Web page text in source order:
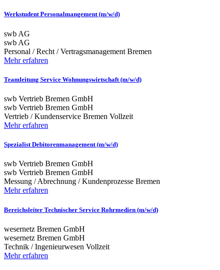
Werkstudent Personalmangement (m/w/d)
swb AG
swb AG
Personal / Recht / Vertragsmanagement Bremen
Mehr erfahren
Teamleitung Service Wohnungswirtschaft (m/w/d)
swb Vertrieb Bremen GmbH
swb Vertrieb Bremen GmbH
Vertrieb / Kundenservice Bremen Vollzeit
Mehr erfahren
Spezialist Debitorenmanagement (m/w/d)
swb Vertrieb Bremen GmbH
swb Vertrieb Bremen GmbH
Messung / Abrechnung / Kundenprozesse Bremen
Mehr erfahren
Bereichsleiter Technischer Service Rohrmedien (m/w/d)
wesernetz Bremen GmbH
wesernetz Bremen GmbH
Technik / Ingenieurwesen Vollzeit
Mehr erfahren